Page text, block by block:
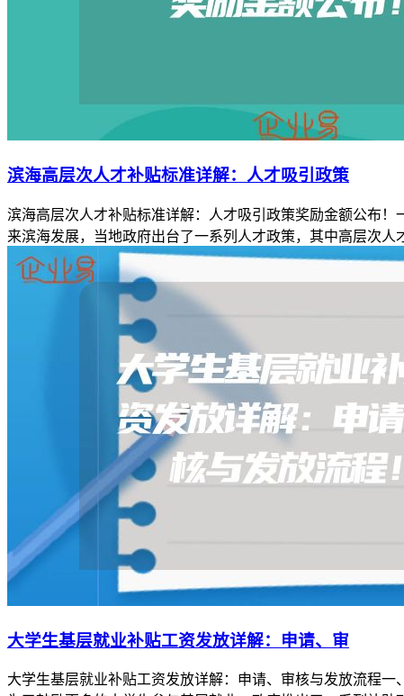
滨海高层次人才补贴标准详解：人才吸引政策
滨海高层次人才补贴标准详解：人才吸引政策奖励金额公布
来滨海发展，当地政府出台了一系列人才政策，其中高层次人
大学生基层就业补贴工资发放详解：申请、审
大学生基层就业补贴工资发放详解：申请、审核与发放流程